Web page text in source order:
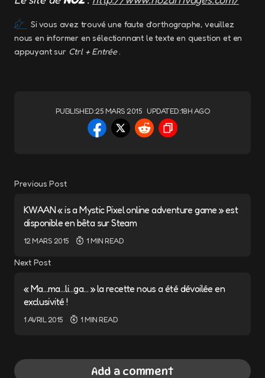
Si vous avez trouvé une faute d’orthographe, veuillez
nous en informer en sélectionnant le texte en question et en
appuyant sur Ctrl + Entrée.
PUBLISHED:25 MARS 2015 UPDATED:18H AGO
Previous Post
KWAAN « is a Mystic Pixel online adventure game » est
disponible en bêta sur Steam
12 MARS 2015 1 MIN READ
Next Post
« Ma…ma…li…ga… » la recette nous a été dévoilée en
exclusivité !
1 AVRIL 2015 1 MIN READ
Add a comment